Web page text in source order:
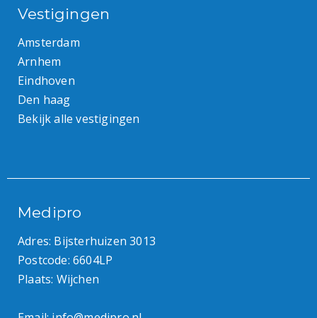
Vestigingen
Amsterdam
Arnhem
Eindhoven
Den haag
Bekijk alle vestigingen
Medipro
Adres: Bijsterhuizen 3013
Postcode: 6604LP
Plaats: Wijchen